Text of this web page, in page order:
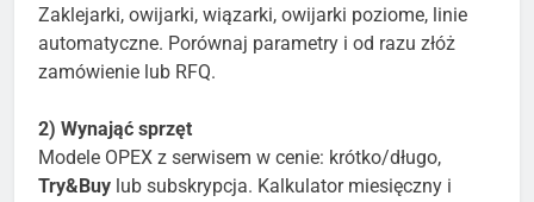
Zaklejarki, owijarki, wiązarki, owijarki poziome, linie
automatyczne. Porównaj parametry i od razu złóż
zamówienie lub RFQ.
2) Wynająć sprzęt
Modele OPEX z serwisem w cenie: krótko/długo,
Try&Buy lub subskrypcja. Kalkulator miesięczny i